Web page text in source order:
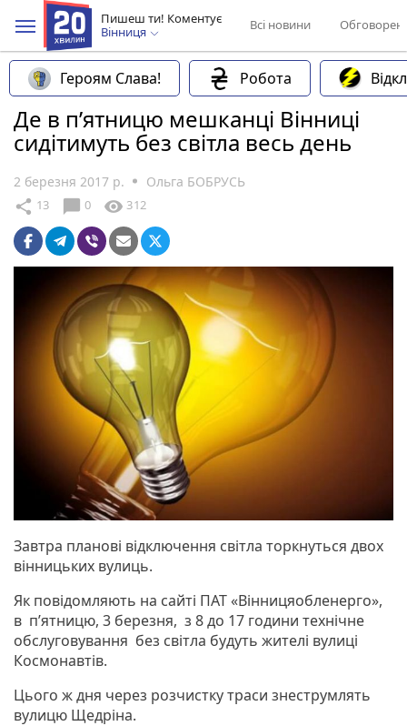
Пишеш ти! Коментує
Вінниця
Всі новини
Героям Слава! Робота
Де в п’ятницю мешканці Вінниці
сидітимуть без світла весь день
2 березня 2017 р. Ольга БОБРУСЬ
share 13 chat_bubble 0 visibility 312
Завтра планові відключення світла торкнуться двох
вінницьких вулиць.
Як повідомляють на сайті ПАТ «Вінницяобленерго»,
в п’ятницю, 3 березня, з 8 до 17 години технічне
обслуговування без світла будуть жителі вулиці
Космонавтів.
Цього ж дня через розчистку траси знеструмлять
вулицю Щедріна.